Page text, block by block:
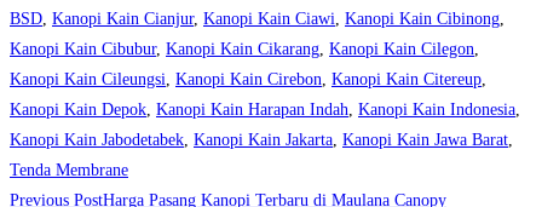
BSD, Kanopi Kain Cianjur, Kanopi Kain Ciawi, Kanopi Kain Cibinong,
Kanopi Kain Cibubur, Kanopi Kain Cikarang, Kanopi Kain Cilegon,
Kanopi Kain Cileungsi, Kanopi Kain Cirebon, Kanopi Kain Citereup,
Kanopi Kain Depok, Kanopi Kain Harapan Indah, Kanopi Kain Indonesia,
Kanopi Kain Jabodetabek, Kanopi Kain Jakarta, Kanopi Kain Jawa Barat,
Tenda Membrane
Read
Previous PostHarga Pasang Kanopi Terbaru di Maulana Canopy